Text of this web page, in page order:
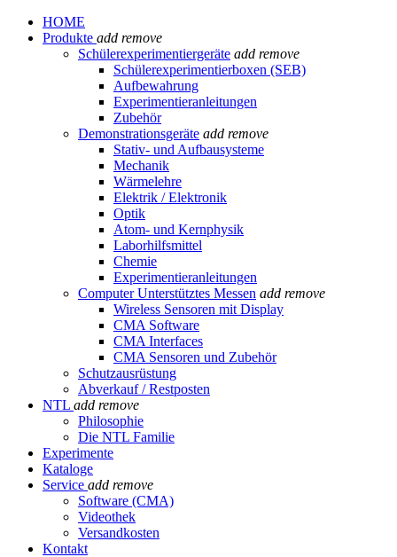
HOME
Produkte add remove
Schülerexperimentiergeräte add remove
Schülerexperimentierboxen (SEB)
Aufbewahrung
Experimentieranleitungen
Zubehör
Demonstrationsgeräte add remove
Stativ- und Aufbausysteme
Mechanik
Wärmelehre
Elektrik / Elektronik
Optik
Atom- und Kernphysik
Laborhilfsmittel
Chemie
Experimentieranleitungen
Computer Unterstütztes Messen add remove
Wireless Sensoren mit Display
CMA Software
CMA Interfaces
CMA Sensoren und Zubehör
Schutzausrüstung
Abverkauf / Restposten
NTL add remove
Philosophie
Die NTL Familie
Experimente
Kataloge
Service add remove
Software (CMA)
Videothek
Versandkosten
Kontakt